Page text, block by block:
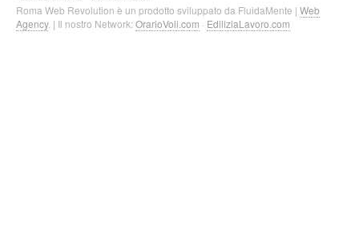
Roma Web Revolution è un prodotto sviluppato da FluidaMente | Web
Agency. | Il nostro Network: OrarioVoli.com · EdiliziaLavoro.com